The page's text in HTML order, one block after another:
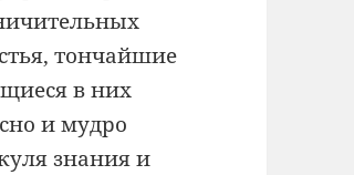
тончайшие
в них
и мудро
знания и